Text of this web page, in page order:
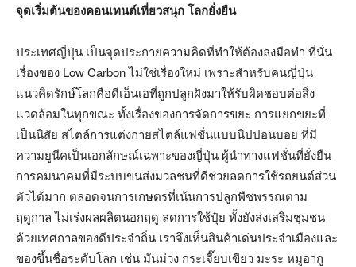
จุดเริ่มต้นของคอนเทนต์เที่ยวสนุก โลกยั่งยืน
ประเทศญี่ปุ่น เป็นจุดประกายความคิดที่ทำให้ต้องลงมือทำ ที่นั่น
เรื่องของ Low Carbon ไม่ใช่เรื่องใหม่ เพราะสำหรับคนญี่ปุ่น
แนวคิดรักษ์โลกคือดีเอ็นเอที่ถูกปลูกฝังมาให้รับผิดชอบต่อสิ่ง
แวดล้อมในทุกขณะ ทั้งเรื่องของการจัดการขยะ การแยกขยะที่
เป็นนิสัย สไตล์การแต่งกายสไตล์แฟชั่นแบบนิปปอนบอย ที่มี
ความยูนีคเป็นเอกลักษณ์เฉพาะของญี่ปุ่น ผู้นำทางแฟชั่นที่ยั่งยืน
การคมนาคมที่มีระบบขนส่งมวลชนที่ดีช่วยลดการใช้รถยนต์ส่วน
ตัวได้มาก ตลอดจนการเกษตรที่เน้นการปลูกพืชพรรณตาม
ฤดูกาล ไม่เร่งผลผลิตนอกฤดู ลดการใช้ปุ๋ย ทั้งยังส่งเสริมชุมชน
ด้วยเทศกาลของดีประจำถิ่น เราจึงเห็นสินค้าเด่นประจำเมืองและ
ของขึ้นชื่อระดับโลก เช่น มันม่วง กระเจี๊ยบเขียว มะระ หมูอากู